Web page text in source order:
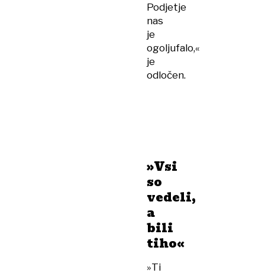
Podjetje
nas
je
ogoljufalo,«
je
odločen.
»Vsi
so
vedeli,
a
bili
tiho«
»Ti